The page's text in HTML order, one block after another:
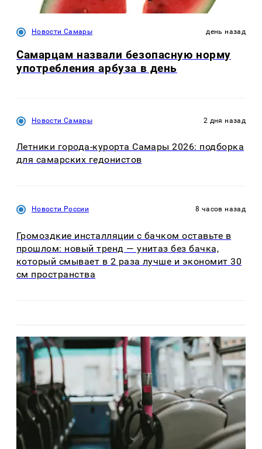
Новости Самары день назад
Самарцам назвали безопасную норму
употребления арбуза в день
Новости Самары 2 дня назад
Летники города-курорта Самары 2026: подборка
для самарских гедонистов
Новости России 8 часов назад
Громоздкие инсталляции с бачком оставьте в
прошлом: новый тренд — унитаз без бачка,
который смывает в 2 раза лучше и экономит 30
см пространства